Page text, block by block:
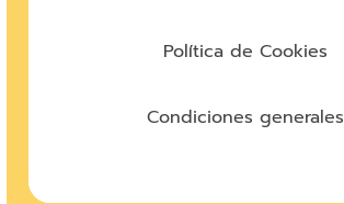
Política de Cookies
Condiciones generales